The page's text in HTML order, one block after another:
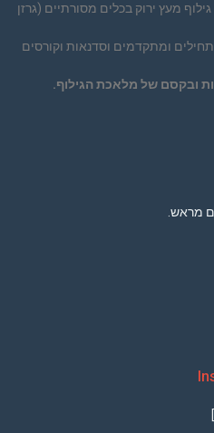
מעץ ירוק בכלים מסורתיים (גרזן
ומתקדמים וסדנאות וקורסים
ובקסם של מלאכת הגילוף.
מראש.